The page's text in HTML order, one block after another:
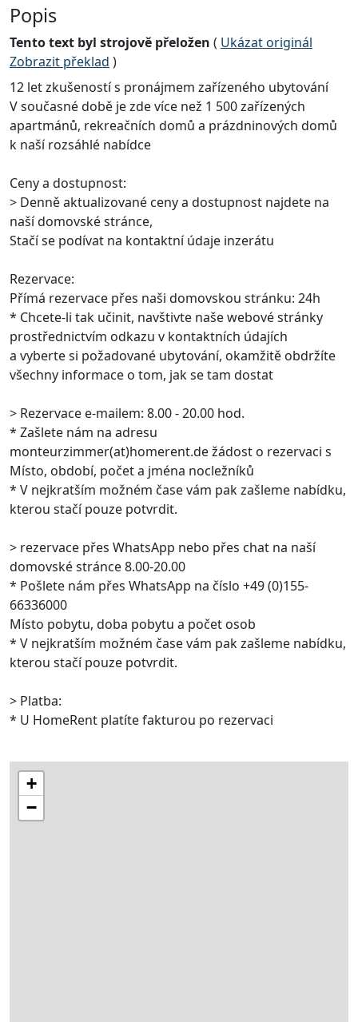
Popis
Tento text byl strojově přeložen ( Ukázat originál
Zobrazit překlad )
12 let zkušeností s pronájmem zařízeného ubytování
V současné době je zde více než 1 500 zařízených
apartmánů, rekreačních domů a prázdninových domů
k naší rozsáhlé nabídce
Ceny a dostupnost:
> Denně aktualizované ceny a dostupnost najdete na
naší domovské stránce,
Stačí se podívat na kontaktní údaje inzerátu
Rezervace:
Přímá rezervace přes naši domovskou stránku: 24h
* Chcete-li tak učinit, navštivte naše webové stránky
prostřednictvím odkazu v kontaktních údajích
a vyberte si požadované ubytování, okamžitě obdržíte
všechny informace o tom, jak se tam dostat
> Rezervace e-mailem: 8.00 - 20.00 hod.
* Zašlete nám na adresu
monteurzimmer(at)homerent.de žádost o rezervaci s
Místo, období, počet a jména nocležníků
* V nejkratším možném čase vám pak zašleme nabídku,
kterou stačí pouze potvrdit.
> rezervace přes WhatsApp nebo přes chat na naší
domovské stránce 8.00-20.00
* Pošlete nám přes WhatsApp na číslo +49 (0)155-
66336000
Místo pobytu, doba pobytu a počet osob
* V nejkratším možném čase vám pak zašleme nabídku,
kterou stačí pouze potvrdit.
> Platba:
* U HomeRent platíte fakturou po rezervaci
+
−